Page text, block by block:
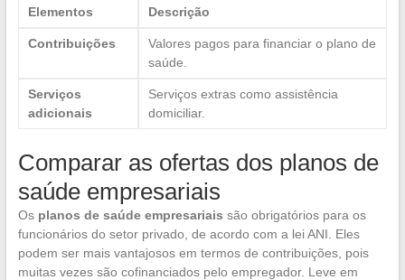
Elementos Descrição
Contribuições
Valores pagos para financiar o plano de
saúde.
Serviços
adicionais
Serviços extras como assistência
domiciliar.
Comparar as ofertas dos planos de
saúde empresariais
Os planos de saúde empresariais são obrigatórios para os
funcionários do setor privado, de acordo com a lei ANI. Eles
podem ser mais vantajosos em termos de contribuições, pois
muitas vezes são cofinanciados pelo empregador. Leve em